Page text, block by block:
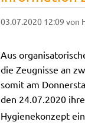
03.07.2020 12:09 von
Aus
die Zeugnisse an
somit am
den 24.07.2020 ihre
Hygienekonzept